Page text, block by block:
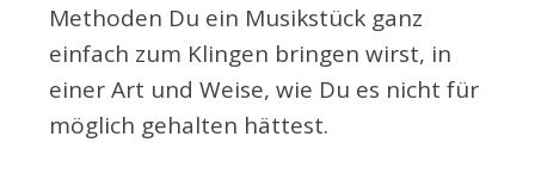
Methoden Du ein Musikstück ganz
einfach zum Klingen bringen wirst, in
einer Art und Weise, wie Du es nicht für
möglich gehalten hättest.